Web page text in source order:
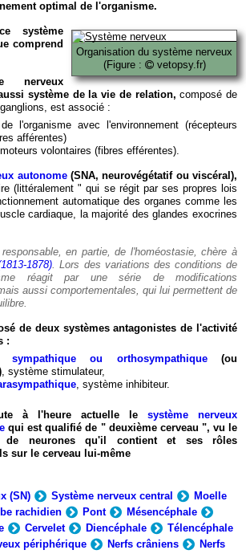
optimal de l'organisme.
Organisation du système nerveux
(Figure :
vetopsy.fr)
système
comprend
nerveux
système de la vie de relation, composé de
est associé :
l'organisme avec l'environnement (récepteurs
afférentes)
volontaires (fibres efférentes).
autonome(SNA, neurovégétatif ou viscéral),
(littéralement " qui se régit par ses propres lois
automatique des organes comme les
cardiaque, la majorité des glandes exocrines
en partie, de l'homéostasie, chère à
1878). Lors des variations des conditions de
réagit par une série de modifications
aussi comportementales, qui lui permettent de
de deux systèmes antagonistes de l'activité
:
sympathique ou orthosympathique(ou
, système stimulateur,
, système inhibiteur.
à l'heure actuelle le système nerveux
qui est qualifié de " deuxième cerveau ", vu le
de neurones qu'il contient et ses rôles
sur le cerveau lui-même
(SN) Système nerveux central
Moelle
rachidien Pont
Mésencéphale
Cervelet Diencéphale
Télencéphale
périphérique
Nerfs crâniens
Nerfs